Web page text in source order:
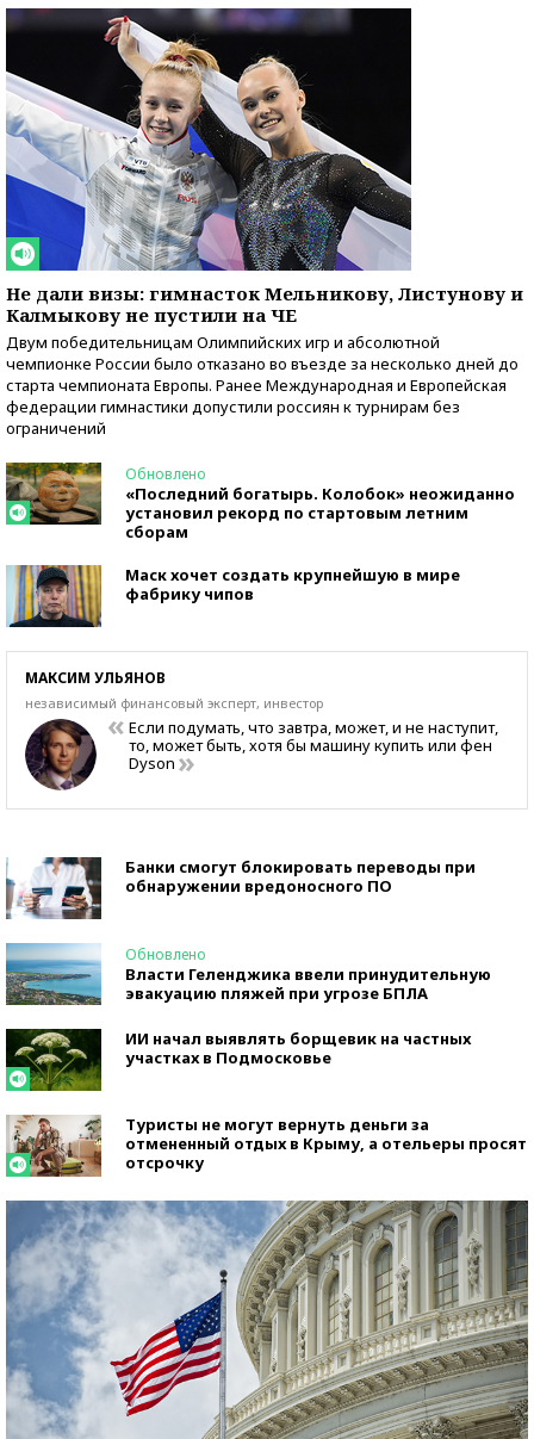
Не дали визы: гимнасток Мельникову, Листунову и
Калмыкову не пустили на ЧЕ
Двум победительницам Олимпийских игр и абсолютной
чемпионке России было отказано во въезде за несколько дней до
старта чемпионата Европы. Ранее Международная и Европейская
федерации гимнастики допустили россиян к турнирам без
ограничений
Обновлено
«Последний богатырь. Колобок» неожиданно
установил рекорд по стартовым летним
сборам
Маск хочет создать крупнейшую в мире
фабрику чипов
МАКСИМ УЛЬЯНОВ
независимый финансовый эксперт, инвестор
Если подумать, что завтра, может, и не наступит,
то, может быть, хотя бы машину купить или фен
Dyson
Банки смогут блокировать переводы при
обнаружении вредоносного ПО
Обновлено
Власти Геленджика ввели принудительную
эвакуацию пляжей при угрозе БПЛА
ИИ начал выявлять борщевик на частных
участках в Подмосковье
Туристы не могут вернуть деньги за
отмененный отдых в Крыму, а отельеры просят
отсрочку